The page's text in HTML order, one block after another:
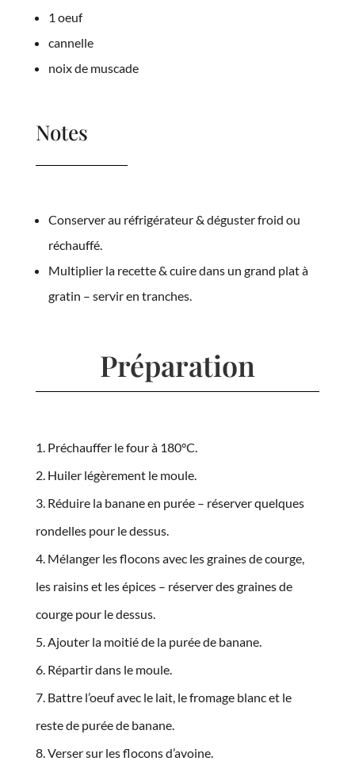
1 oeuf
cannelle
noix de muscade
Notes
Conserver au réfrigérateur & déguster froid ou
réchauffé.
Multiplier la recette & cuire dans un grand plat à
gratin – servir en tranches.
Préparation
Préchauffer le four à 180°C.
Huiler légèrement le moule.
Réduire la banane en purée – réserver quelques
rondelles pour le dessus.
Mélanger les flocons avec les graines de courge,
les raisins et les épices – réserver des graines de
courge pour le dessus.
Ajouter la moitié de la purée de banane.
Répartir dans le moule.
Battre l’oeuf avec le lait, le fromage blanc et le
reste de purée de banane.
Verser sur les flocons d’avoine.